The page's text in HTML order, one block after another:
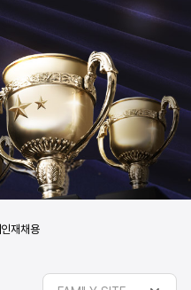
인재채용